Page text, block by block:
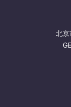
北